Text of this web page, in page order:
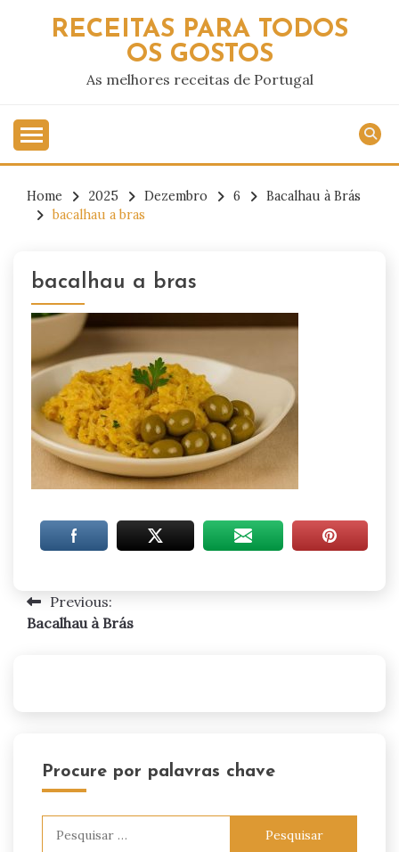
RECEITAS PARA TODOS
OS GOSTOS
As melhores receitas de Portugal
Home 2025 Dezembro 6
Bacalhau à Brás
bacalhau a bras
bacalhau a bras
Navegação
Previous:
Bacalhau à Brás
Procure por palavras chave